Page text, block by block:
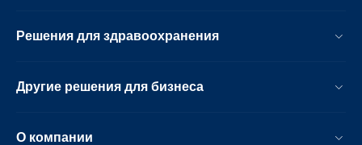
Решения для здравоохранения
Другие решения для бизнеса
О компании